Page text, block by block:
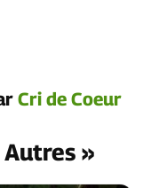
Cri de Coeur
»